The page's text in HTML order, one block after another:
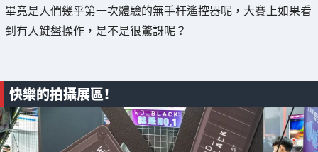
畢竟是人們幾乎第一次體驗的無手杆遙控器呢，大賽上如果看
到有人鍵盤操作，是不是很驚訝呢？
快樂的拍攝展區！